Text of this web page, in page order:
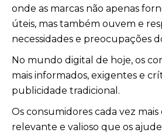
onde as marcas não apenas
úteis, mas também ouvem e
necessidades e preocupações
No mundo digital de hoje, os
mais informados, exigentes e
publicidade tradicional.
Os consumidores cada vez
relevante e valioso que os